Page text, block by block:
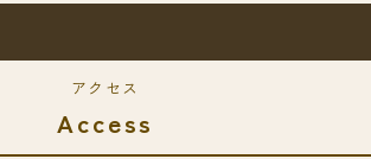
アクセス
Access